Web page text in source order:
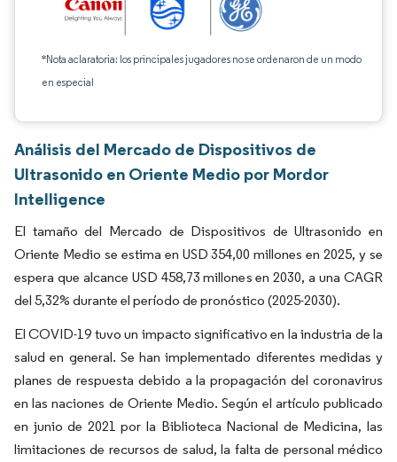
*Nota aclaratoria: los principales jugadores no se ordenaron de un modo
en especial
Análisis del Mercado de Dispositivos de
Ultrasonido en Oriente Medio por Mordor
Intelligence
El tamaño del Mercado de Dispositivos de Ultrasonido en
Oriente Medio se estima en USD 354,00 millones en 2025, y se
espera que alcance USD 458,73 millones en 2030, a una CAGR
del 5,32% durante el período de pronóstico (2025-2030).
El COVID-19 tuvo un impacto significativo en la industria de la
salud en general. Se han implementado diferentes medidas y
planes de respuesta debido a la propagación del coronavirus
en las naciones de Oriente Medio. Según el artículo publicado
en junio de 2021 por la Biblioteca Nacional de Medicina, las
limitaciones de recursos de salud, la falta de personal médico